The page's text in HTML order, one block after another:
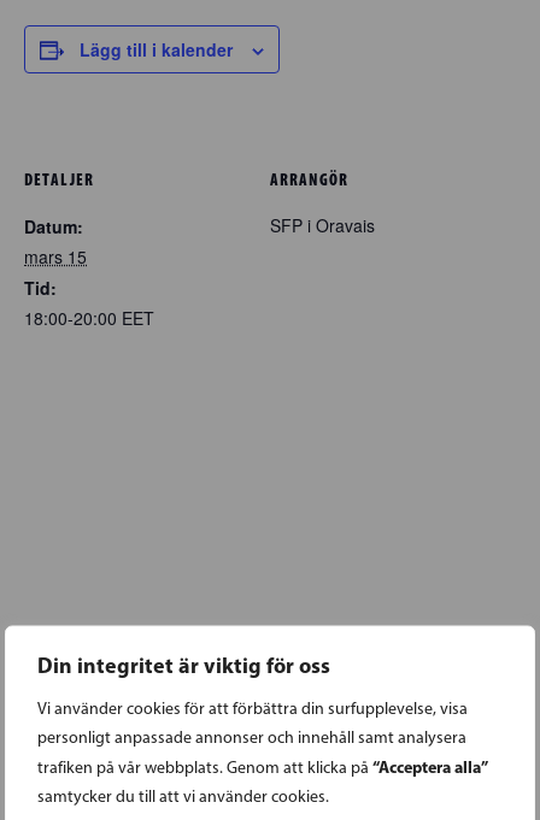
Din integritet är viktig för oss
Vi använder cookies för att förbättra din surfupplevelse, visa
personligt anpassade annonser och innehåll samt analysera
trafiken på vår webbplats. Genom att klicka på “Acceptera alla”
samtycker du till att vi använder cookies.
Lägg till i kalender
DETALJER
Datum:
mars 15
Tid:
18:00-20:00 EET
ARRANGÖR
SFP i Oravais
PLATS
Furirbostället
Slagfältsvägen 130